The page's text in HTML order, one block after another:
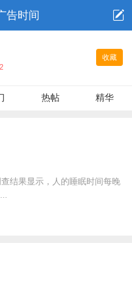
告时间
收藏
热帖 精华
果显示，人的睡眠时间每晚